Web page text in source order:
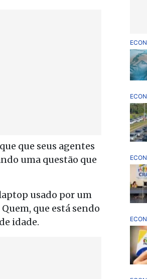
que seus agentes
uma questão que
usado por um
que está sendo
idade.